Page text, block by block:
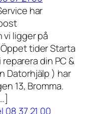
har
ligger på
tider Starta
din PC &
Datorhjälp ) har
13, Bromma.
08 37 21 00